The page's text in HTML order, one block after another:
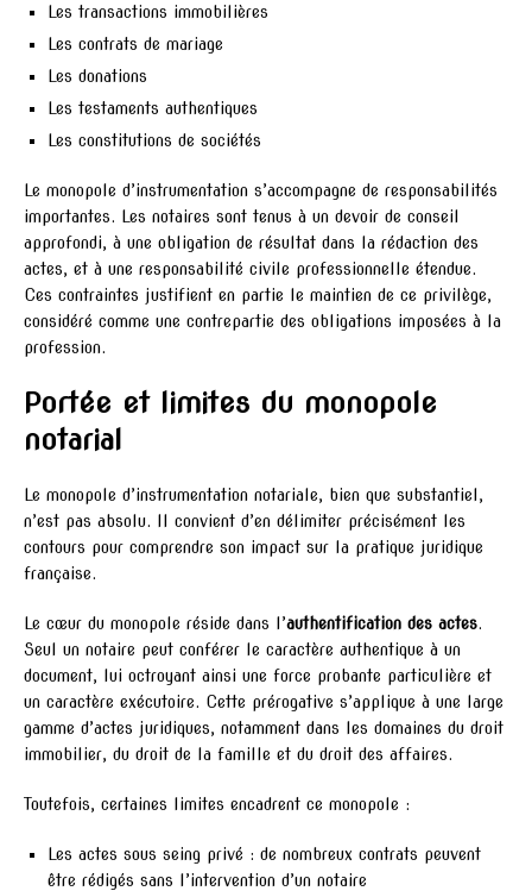
Les transactions immobilières
Les contrats de mariage
Les donations
Les testaments authentiques
Les constitutions de sociétés
Le monopole d’instrumentation s’accompagne de responsabilités
importantes. Les notaires sont tenus à un devoir de conseil
approfondi, à une obligation de résultat dans la rédaction des
actes, et à une responsabilité civile professionnelle étendue.
Ces contraintes justifient en partie le maintien de ce privilège,
considéré comme une contrepartie des obligations imposées à la
profession.
Portée et limites du monopole
notarial
Le monopole d’instrumentation notariale, bien que substantiel,
n’est pas absolu. Il convient d’en délimiter précisément les
contours pour comprendre son impact sur la pratique juridique
française.
Le cœur du monopole réside dans l’authentification des actes.
Seul un notaire peut conférer le caractère authentique à un
document, lui octroyant ainsi une force probante particulière et
un caractère exécutoire. Cette prérogative s’applique à une large
gamme d’actes juridiques, notamment dans les domaines du droit
immobilier, du droit de la famille et du droit des affaires.
Toutefois, certaines limites encadrent ce monopole :
Les actes sous seing privé : de nombreux contrats peuvent
être rédigés sans l’intervention d’un notaire